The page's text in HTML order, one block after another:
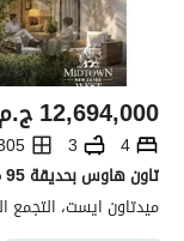
ج.م12,694,000
4
3
305 متر
تاون هاوس بحديقة 95 متر في أرقى كمبوند بالتجمع السادس
ميدتاون ايست، التجمع